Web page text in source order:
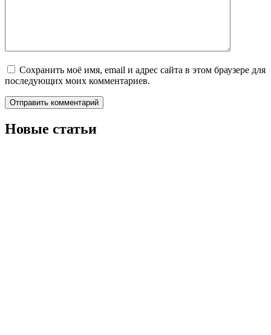
Сохранить моё имя, email и адрес сайта в этом браузере для
последующих моих комментариев.
Новые статьи